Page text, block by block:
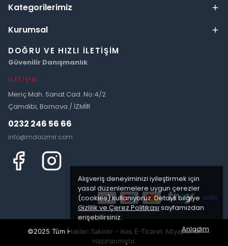
Alışveriş deneyiminizi iyileştirmek için
yasal düzenlemelere uygun çerezler
(cookies) kullanıyoruz. Detaylı bilgiye
Gizlilik ve Çerez Politikası sayfamızdan
erişebilirsiniz.
Anladım
Kategorilerimiz
Kurumsal
DOĞRU VE HIZLI İLETIŞIM
Güvenilir Danışmanlık
İLETIŞIM
Meriç Mah. Sanat Cad. No:4/2
Çamdibi, Bornova / İZMİR
0232 246 56 66
info@mdaizmir.com
©2025 Tüm Hakları Saklıdır - ikas E-Ticaret Altyapısı ile
Hazırlanmıştır.